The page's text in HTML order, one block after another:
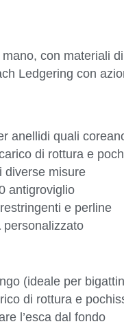
con materiali
Ledgering con
anellidi quali
di rottura e
diverse misure
antigroviglio
e perline
personalizzato
(ideale per
di rottura e
l’esca dal fondo